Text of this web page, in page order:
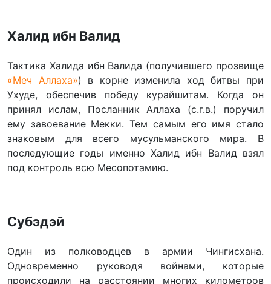
Халид ибн Валид
Тактика Халида ибн Валида (получившего прозвище
«Меч Аллаха») в корне изменила ход битвы при
Ухуде, обеспечив победу курайшитам. Когда он
принял ислам, Посланник Аллаха (с.г.в.) поручил
ему завоевание Мекки. Тем самым его имя стало
знаковым для всего мусульманского мира. В
последующие годы именно Халид ибн Валид взял
под контроль всю Месопотамию.
Субэдэй
Один из полководцев в армии Чингисхана.
Одновременно руководя войнами, которые
происходили на расстоянии многих километров